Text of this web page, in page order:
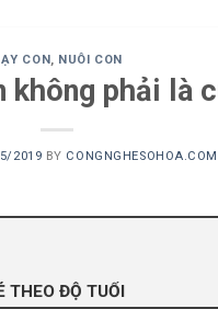
CON, NUÔI CON
không phải là
2019 BY CONGNGHESOHOA.COM
THEO ĐỘ TUỔI